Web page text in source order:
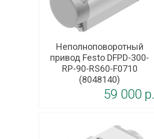
Неполноповоротный
привод Festo DFPD-300-
RP-90-RS60-F0710
(8048140)
59 000 p.